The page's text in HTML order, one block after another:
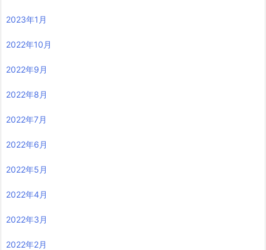
2023年1月
2022年10月
2022年9月
2022年8月
2022年7月
2022年6月
2022年5月
2022年4月
2022年3月
2022年2月